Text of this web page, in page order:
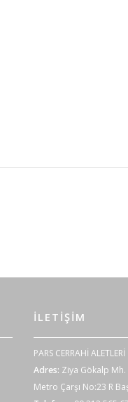
İLETIŞIM
PARS CERRAHİ ALETLERİ
Adres: Ziya Gökalp
Metro Çarşı No:23 R